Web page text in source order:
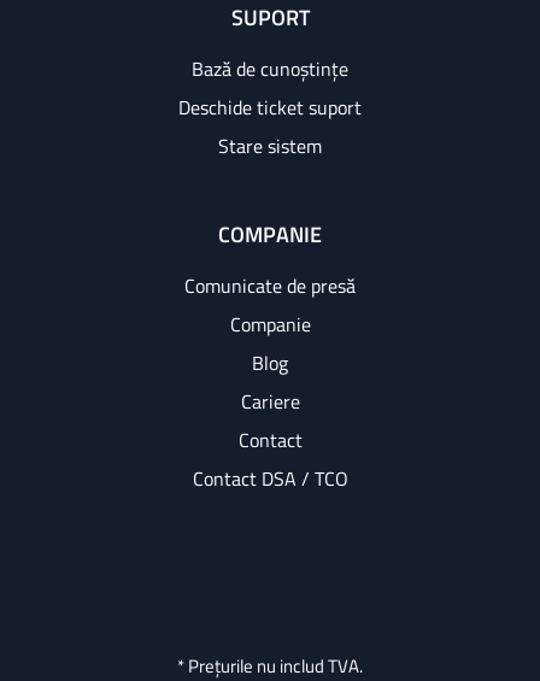
SUPORT
Bază de cunoștințe
Deschide ticket suport
Stare sistem
COMPANIE
Comunicate de presă
Companie
Blog
Cariere
Contact
Contact DSA / TCO
* Prețurile nu includ TVA.